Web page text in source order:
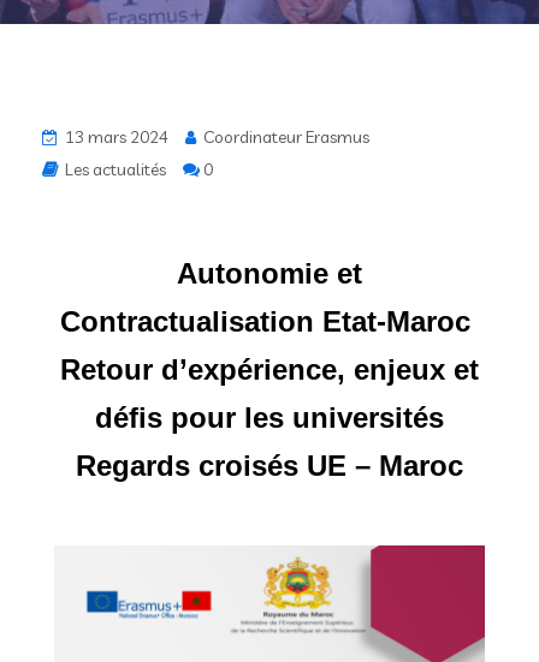
13 mars 2024
Coordinateur Erasmus
Les actualités
0
Autonomie et
Contractualisation Etat-Maroc
Retour d’expérience, enjeux et
défis pour les universités
Regards croisés UE – Maroc